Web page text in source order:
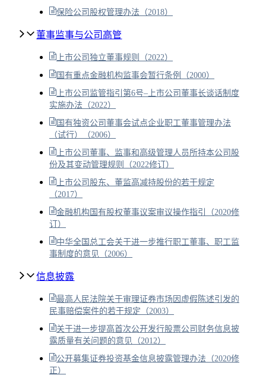
保险公司股权管理办法（2018）
董事监事与公司高管
上市公司独立董事规则（2022）
国有重点金融机构监事会暂行条例（2000）
上市公司监管指引第6号–上市公司董事长谈话制度
实施办法（2022）
国有独资公司董事会试点企业职工董事管理办法
（试行）（2006）
上市公司董事、监事和高级管理人员所持本公司股
份及其变动管理规则（2022修订）
上市公司股东、董监高减持股份的若干规定
（2017）
金融机构国有股权董事议案审议操作指引（2020修
订）
中华全国总工会关于进一步推行职工董事、职工监
事制度的意见（2006）
信息披露
最高人民法院关于审理证券市场因虚假陈述引发的
民事赔偿案件的若干规定（2003）
关于进一步提高首次公开发行股票公司财务信息披
露质量有关问题的意见（2012）
公开募集证券投资基金信息披露管理办法（2020修
正）